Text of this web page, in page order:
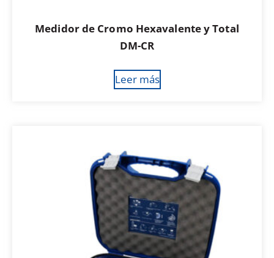
Medidor de Cromo Hexavalente y Total
DM-CR
Leer más